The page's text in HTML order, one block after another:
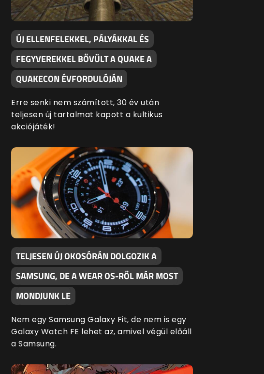
ÚJ ELLENFELEKKEL, PÁLYÁKKAL ÉS
FEGYVEREKKEL BŐVÜLT A QUAKE A
QUAKECON ÉVFORDULÓJÁN
Erre senki nem számított, 30 év után
teljesen új tartalmat kapott a kultikus
akciójáték!
TELJESEN ÚJ OKOSÓRÁN DOLGOZIK A
SAMSUNG, DE A WEAR OS-RŐL MÁR MOST
MONDJUNK LE
Nem egy Samsung Galaxy Fit, de nem is egy
Galaxy Watch FE lehet az, amivel végül előáll
a Samsung.